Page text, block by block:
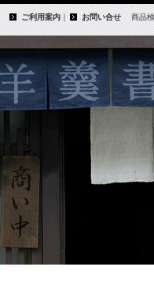
ご利用案内｜ お問い合せ 商品